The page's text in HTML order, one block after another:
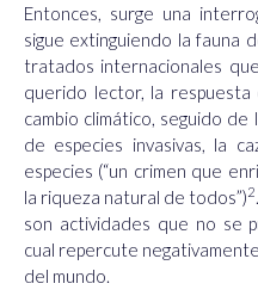
Entonces, surge una
sigue extinguiendo la fauna
tratados internacionales
querido lector, la
cambio climático , seguido de
de especies invasivas , la
especies (“un crimen que
la riqueza natural de todos”)2
son actividades que no se
cual repercute
del mundo.